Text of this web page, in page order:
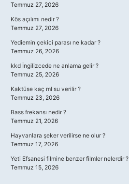
Temmuz 27, 2026
Kös açılımı nedir ?
Temmuz 27, 2026
Yediemin çekici parası ne kadar ?
Temmuz 26, 2026
kkd İngilizcede ne anlama gelir ?
Temmuz 25, 2026
Kaktüse kaç ml su verilir ?
Temmuz 23, 2026
Bass frekansı nedir ?
Temmuz 21, 2026
Hayvanlara şeker verilirse ne olur ?
Temmuz 17, 2026
Yeti Efsanesi filmine benzer filmler nelerdir ?
Temmuz 15, 2026